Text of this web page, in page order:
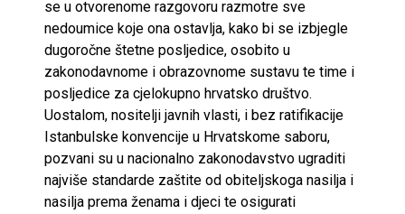
se u otvorenome razgovoru razmotre sve
nedoumice koje ona ostavlja, kako bi se izbjegle
dugoročne štetne posljedice, osobito u
zakonodavnome i obrazovnome sustavu te time i
posljedice za cjelokupno hrvatsko društvo.
Uostalom, nositelji javnih vlasti, i bez ratifikacije
Istanbulske konvencije u Hrvatskome saboru,
pozvani su u nacionalno zakonodavstvo ugraditi
najviše standarde zaštite od obiteljskoga nasilja i
nasilja prema ženama i djeci te osigurati